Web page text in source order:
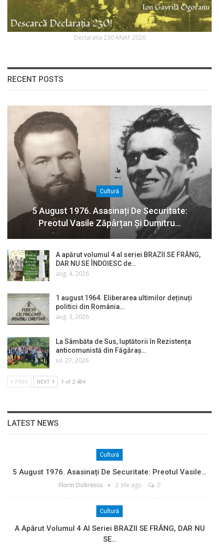
Declaratia 230 ANAF 2020
RECENT POSTS
Cultură
5 August 1976. Asasinați De Securitate:
Preotul Vasile Zăpârțan Și Dumitru…
A apărut volumul 4 al seriei BRAZII SE FRÂNG,
DAR NU SE ÎNDOIESC de…
aug. 4, 2026
1 august 1964. Eliberarea ultimilor deținuți
politici din România…
aug. 3, 2026
La Sâmbăta de Sus, luptătorii în Rezistența
anticomunistă din Făgăraș…
iul. 27, 2026
PREV NEXT 1 of 2.484
LATEST NEWS
Cultură
5 August 1976. Asasinați De Securitate: Preotul Vasile…
Florin Dobrescu 2 zile ago 0
Cultură
A Apărut Volumul 4 Al Seriei BRAZII SE FRÂNG, DAR NU
SE…